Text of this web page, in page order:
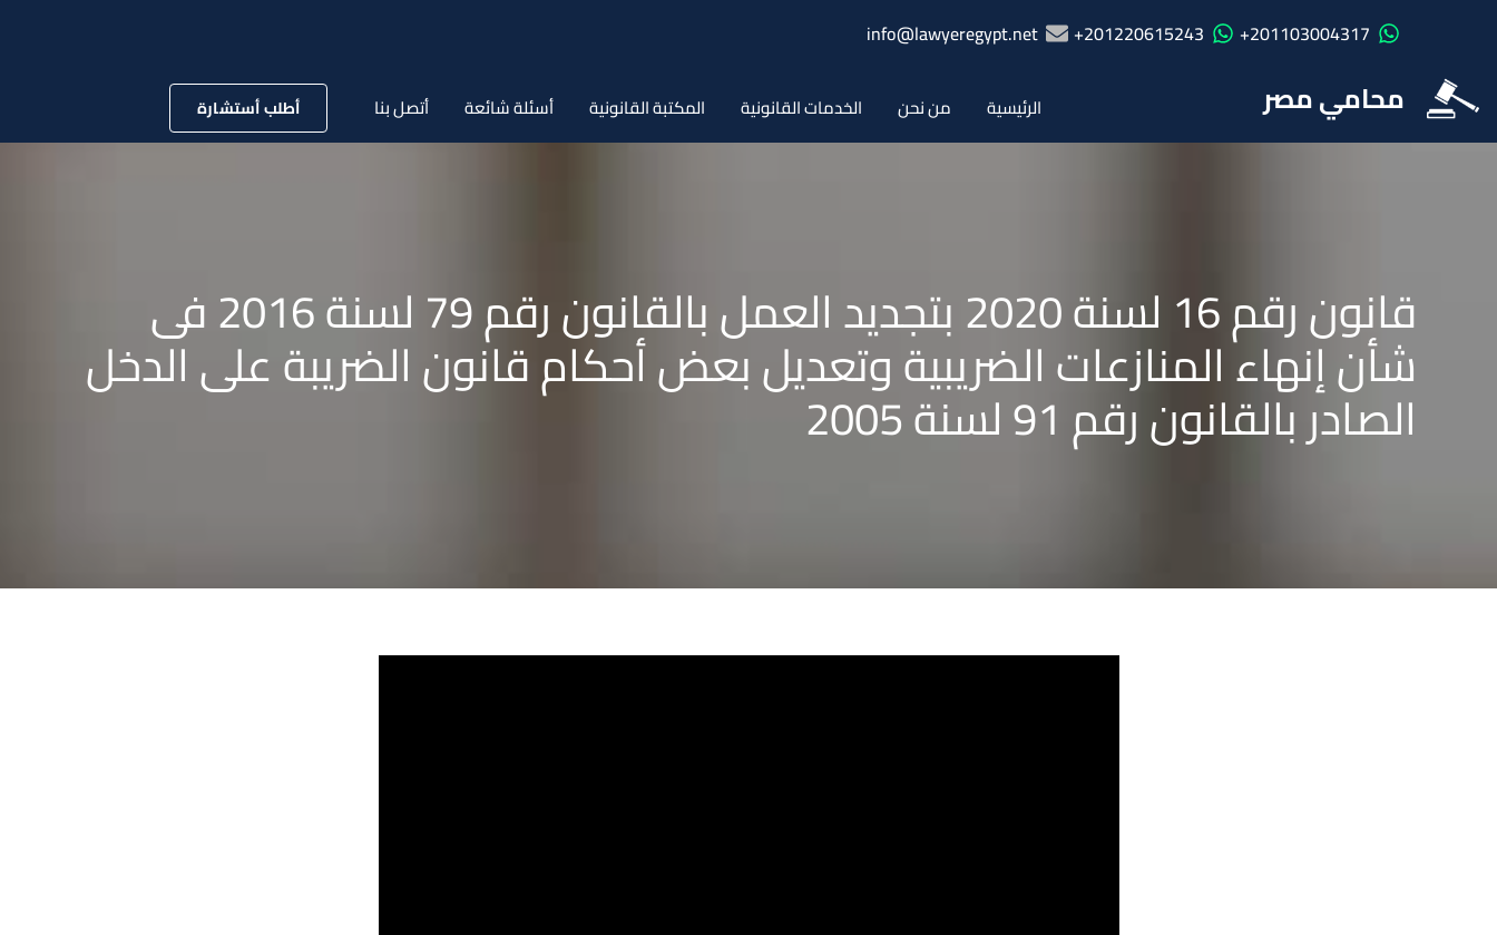
201103004317+
201220615243+
info@lawyeregypt.net
محامي مصر الرئيسية من نحن الخدمات القانونية المكتبة القانونية أسئلة شائعة أتصل بنا أطلب أستشارة
قانون رقم 16 لسنة 2020 بتجديد العمل بالقانون رقم 79 لسنة 2016 فى
شأن إنهاء المنازعات الضريبية وتعديل بعض أحكام قانون الضريبة على الدخل
الصادر بالقانون رقم 91 لسنة 2005